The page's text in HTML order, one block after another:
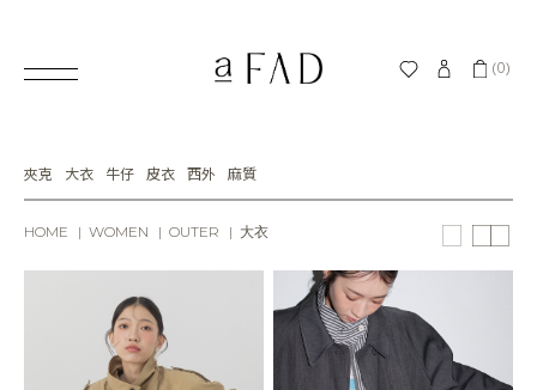
(0)
HOME WOMEN OUTER 大衣
夾克 大衣 牛仔 皮衣 西外 麻質